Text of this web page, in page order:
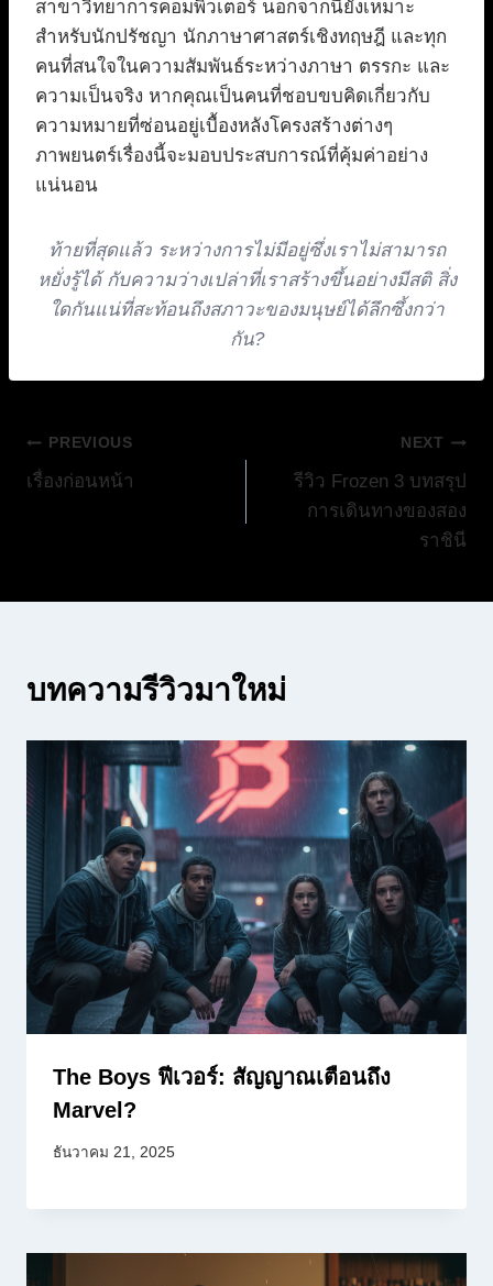
สาขาวิทยาการคอมพิวเตอร์ นอกจากนี้ยังเหมาะ
สำหรับนักปรัชญา นักภาษาศาสตร์เชิงทฤษฎี และทุก
คนที่สนใจในความสัมพันธ์ระหว่างภาษา ตรรกะ และ
ความเป็นจริง หากคุณเป็นคนที่ชอบขบคิดเกี่ยวกับ
ความหมายที่ซ่อนอยู่เบื้องหลังโครงสร้างต่างๆ
ภาพยนตร์เรื่องนี้จะมอบประสบการณ์ที่คุ้มค่าอย่าง
แน่นอน
ท้ายที่สุดแล้ว ระหว่างการไม่มีอยู่ซึ่งเราไม่สามารถ
หยั่งรู้ได้ กับความว่างเปล่าที่เราสร้างขึ้นอย่างมีสติ สิ่ง
ใดกันแน่ที่สะท้อนถึงสภาวะของมนุษย์ได้ลึกซึ้งกว่า
กัน?
แนะแนว
เรื่อง
PREVIOUS
เรื่องก่อนหน้า
NEXT
รีวิว Frozen 3 บทสรุป
การเดินทางของสอง
ราชินี
บทความรีวิวมาใหม่
The Boys ฟีเวอร์: สัญญาณเตือนถึง
Marvel?
ธันวาคม 21, 2025